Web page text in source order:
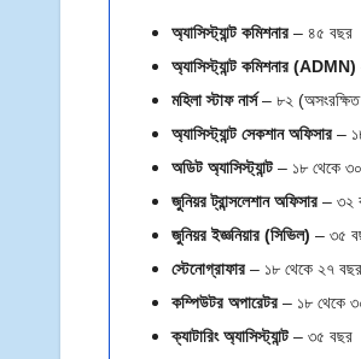
অ্যাসিস্ট্যান্ট কমিশনার – ৪৫ বছর
অ্যাসিস্ট্যান্ট কমিশনার (ADMN)
মহিলা স্টাফ নার্স– ৮২
অ্যাসিস্ট্যান্ট সেকশান অফিসার –
অডিট অ্যাসিস্ট্যান্ট– ১৮ থেকে
জুনিয়র ট্রান্সলেশান অফিসার– ৩২
জুনিয়র ইজ্ঞনিয়ার (সিভিল) – ৩৫
স্টেনোগ্রাফার – ১৮ থেকে ২৭ বছর
কম্পিউটর অপারেটর – ১৮ থেকে
ক্যাটারিং অ্যাসিস্ট্যান্ট– ৩৫ বছর